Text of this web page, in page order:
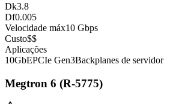
Dk3.8
Df0.005
Velocidade máx10 Gbps
Custo$$
Aplicações
10GbEPCIe Gen3Backplanes de servidor
Megtron 6 (R-5775)